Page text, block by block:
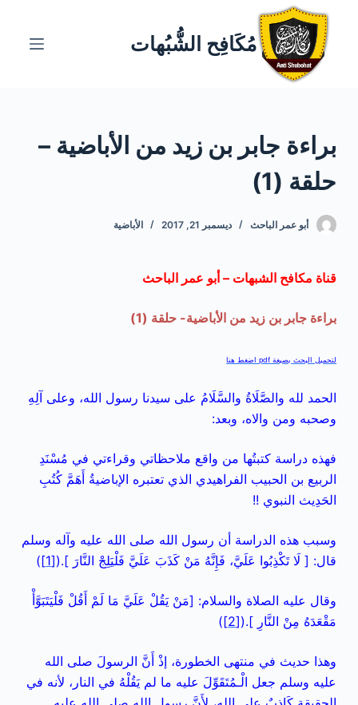
مُكَافِح الشُّبُهات
براءة جابر بن زيد من الأباضية –
حلقة (1)
أبو عمر الباحث ديسمبر 21, 2017 الأباضية
قناة مكافح الشبهات – أبو عمر الباحث
براءة جابر بن زيد من الأباضية- حلقة (1)
لتحميل البحث بصيغة pdf اضغط هنا
الحمد لله والصَّلَاةُ والسَّلَامُ على سيدنا رسول الله، وعلى آلِهِ
وصحبه ومن والاه، وبعد:
فهذه دراسة كتبتُها من واقع ملاحظاتي وقراءتي في مُسْنَدِ
الربيع بن الحبيب الفراهيدي الذي تعتبره الإباضيةُ أَهَمَّ كُتُبِ
الحَدِيث النبوي !!
وسبب هذه الدراسة أن رسول الله صلى الله عليه وآله وسلم
قال: [ لَا تَكْذِبُوا عَلَيَّ، فَإِنَّهُ مَنْ كَذَبَ عَلَيَّ فَلْيَلِجْ النَّارَ ].([1]
)
وقال عليه الصلاة والسلام: [مَنْ يَقُلْ عَلَيَّ مَا لَمْ أَقُلْ فَلْيَتَبَوَّأْ
مَقْعَدَهُ مِنْ النَّارِ ].([2]
)
وهذا حديث في منتهى الخطورة، إذْ أَنَّ الرسولَ صلى الله
عليه وسلم جعل الْـمُتَقَوِّلَ عليه ما لم يَقُلْهُ في النار، لأنه في